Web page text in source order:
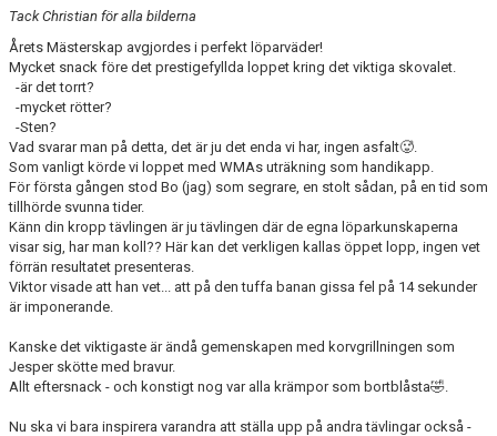
Tack Christian för alla bilderna
Årets Mästerskap avgjordes i perfekt löparväder!
Mycket snack före det prestigefyllda loppet kring det viktiga skovalet.
-är det torrt?
-mycket rötter?
-Sten?
Vad svarar man på detta, det är ju det enda vi har, ingen asfalt🥵.
Som vanligt körde vi loppet med WMAs uträkning som handikapp.
För första gången stod Bo (jag) som segrare, en stolt sådan, på en tid som
tillhörde svunna tider.
Känn din kropp tävlingen är ju tävlingen där de egna löparkunskaperna
visar sig, har man koll?? Här kan det verkligen kallas öppet lopp, ingen vet
förrän resultatet presenteras.
Viktor visade att han vet... att på den tuffa banan gissa fel på 14 sekunder
är imponerande.
Kanske det viktigaste är ändå gemenskapen med korvgrillningen som
Jesper skötte med bravur.
Allt eftersnack - och konstigt nog var alla krämpor som bortblåsta🤣.
Nu ska vi bara inspirera varandra att ställa upp på andra tävlingar också -